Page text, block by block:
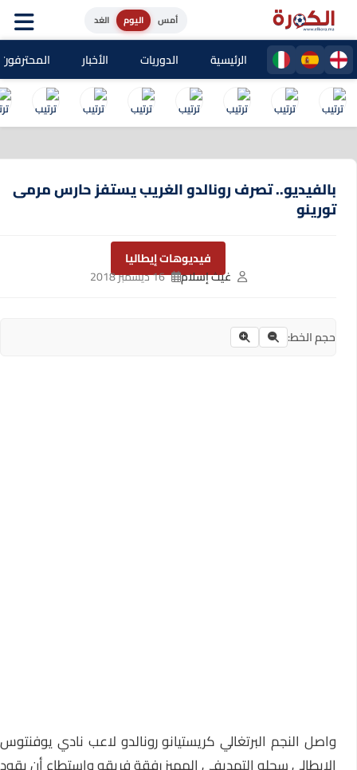
اليوم الغد
الرئيسية الدوريات الأخبار المحترفون
بالفيديو.. تصرف رونالدو الغريب يستفز حارس مرمى
تورينو
فيديوهات إيطاليا
غيث إسلام
16 ديسمبر 2018
حجم الخط:
واصل النجم البرتغالي كريستيانو رونالدو لاعب نادي يوفنتوس